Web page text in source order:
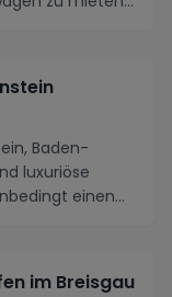
Baden-
luxuriöse
einen
im Breisgau